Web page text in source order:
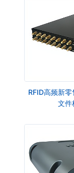
RFID高频新
文件